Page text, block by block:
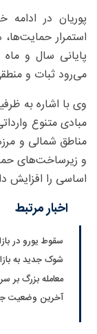
پوریان در
استمرار
پایانی سال و
می‌رود ثبات و
وی با اشاره به
مبادی متنوع
مناطق شمالی و
و زیرساخت‌های
اساسی را افزایش
اخبار مرتبط
سقوط یورو در بازار ارز؛
شوک جدید به بازار طلا؛
معامله بزرگ بر
آخرین وضعیت